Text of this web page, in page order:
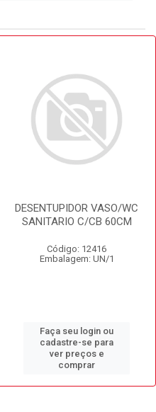
DESENTUPIDOR VASO/WC
SANITARIO C/CB 60CM
Código: 12416
Embalagem: UN/1
Faça seu login ou
cadastre-se para
ver preços e
comprar